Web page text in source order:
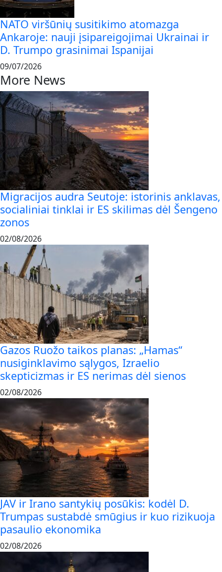
NATO viršūnių susitikimo atomazga
Ankaroje: nauji įsipareigojimai Ukrainai ir
D. Trumpo grasinimai Ispanijai
09/07/2026
More News
Migracijos audra Seutoje: istorinis anklavas,
socialiniai tinklai ir ES skilimas dėl Šengeno
zonos
02/08/2026
Gazos Ruožo taikos planas: „Hamas“
nusiginklavimo sąlygos, Izraelio
skepticizmas ir ES nerimas dėl sienos
02/08/2026
JAV ir Irano santykių posūkis: kodėl D.
Trumpas sustabdė smūgius ir kuo rizikuoja
pasaulio ekonomika
02/08/2026